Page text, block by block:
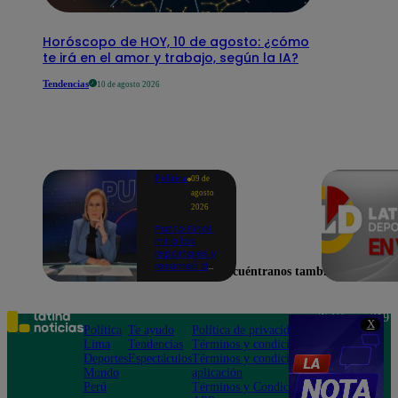
X
Horóscopo de HOY, 10 de agosto: ¿cómo
te irá en el amor y trabajo, según la IA?
Tendencias 10 de agosto 2026
Política 09 de
agosto
2026
Punto Final:
mira los
reportajes y
resumen del
VIDEO
Encuéntranos también en
Política
Lima
Deportes
Mundo
Perú
Te ayudo
Tendencias
Espectáculos
Política de privacidad
Términos y condiciones
Términos y condiciones
aplicación
Términos y Condiciones
Teléfono: 219
Av. San
Felipe 968
Jesús María